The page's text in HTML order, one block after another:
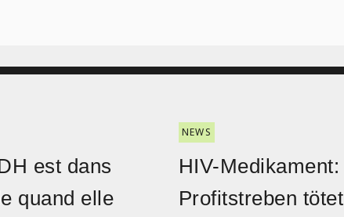
est dans
quand elle
NEWS
HIV-Medikament:
Profitstreben tötet